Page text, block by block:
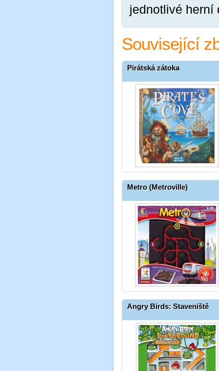
jednotlivé herní
Související
Pirátská zátoka
Metro (Metroville)
Angry Birds: Staveniště